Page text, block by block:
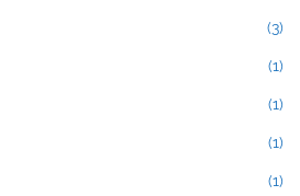
(3)
(1)
(1)
(1)
(1)